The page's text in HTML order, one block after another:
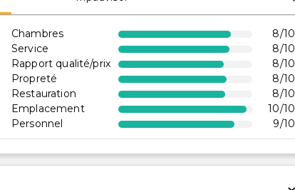
en fauteuil roulant
dans la chambre
chambres)
en
Chambres 8/10
Service
8/10
Rapport qualité/prix
8/10
Propreté
8/10
Restauration
8/10
Emplacement
10/10
Personnel
9/10